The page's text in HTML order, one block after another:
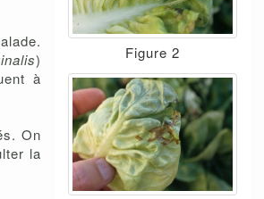
)
à
On
la
Figure 2